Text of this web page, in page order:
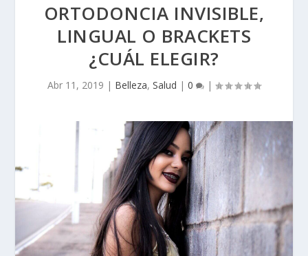
ORTODONCIA INVISIBLE,
LINGUAL O BRACKETS
¿CUÁL ELEGIR?
Abr 11, 2019 | Belleza, Salud | 0 |